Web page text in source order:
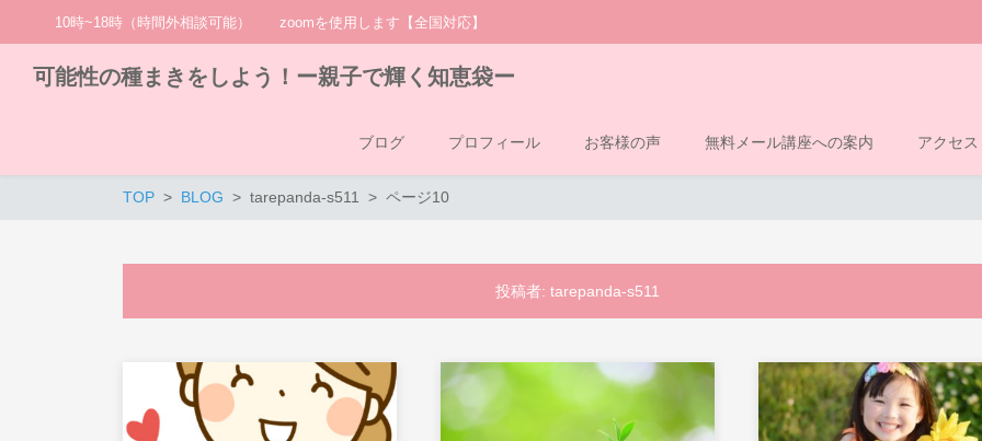
10時~18時（時間外相談可能） zoomを使用します【全国対応】
可能性の種まきをしよう！ー親子で輝く知恵袋ー
ブログ プロフィール お客様の声 無料メール講座への案内 アクセス
TOP BLOG tarepanda-s511 ページ10
投稿者: tarepanda-s511